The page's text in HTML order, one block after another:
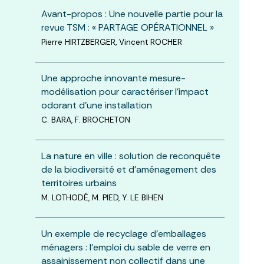
Avant-propos : Une nouvelle partie pour la
revue TSM : « PARTAGE OPÉRATIONNEL »
Pierre HIRTZBERGER, Vincent ROCHER
Une approche innovante mesure-
modélisation pour caractériser l’impact
odorant d’une installation
C. BARA, F. BROCHETON
La nature en ville : solution de reconquête
de la biodiversité et d’aménagement des
territoires urbains
M. LOTHODÉ, M. PIED, Y. LE BIHEN
Un exemple de recyclage d’emballages
ménagers : l’emploi du sable de verre en
assainissement non collectif dans une